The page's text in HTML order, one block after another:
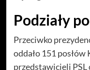
Podziały
Przeciwko
oddało 151
przedstawicieli